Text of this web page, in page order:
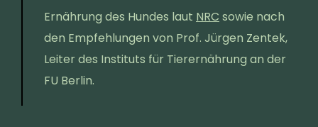
Ernährung des Hundes laut NRC sowie nach
den Empfehlungen von Prof. Jürgen Zentek,
Leiter des Instituts für Tierernährung an der
FU Berlin.